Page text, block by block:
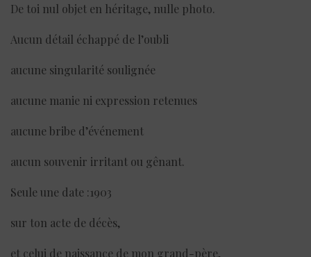
De toi nul objet en héritage, nulle photo.
Aucun détail échappé de l’oubli
aucune singularité soulignée
aucune manie ni expression retenues
aucune bribe d’événement
aucun souvenir irritant ou gênant.
Seule une date :1903
sur ton acte de décès,
et celui de naissance de mon grand-père,